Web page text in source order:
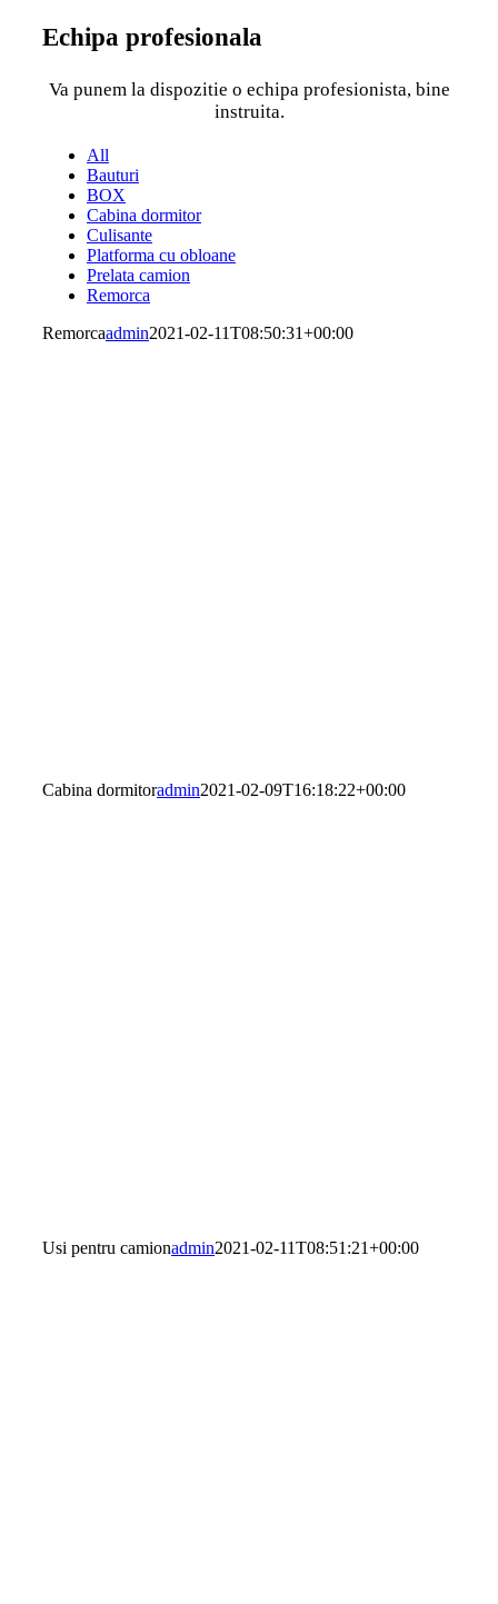
Echipa profesionala
Va punem la dispozitie o echipa profesionista, bine
instruita.
All
Bauturi
BOX
Cabina dormitor
Culisante
Platforma cu obloane
Prelata camion
Remorca
Remorcaadmin2021-02-11T08:50:31+00:00
Cabina dormitoradmin2021-02-09T16:18:22+00:00
Usi pentru camionadmin2021-02-11T08:51:21+00:00